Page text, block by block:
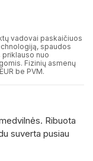
vadovai paskaičiuos
spaudos
nuo
Fizinių asmenų
be PVM.
Ribuota
suverta pusiau